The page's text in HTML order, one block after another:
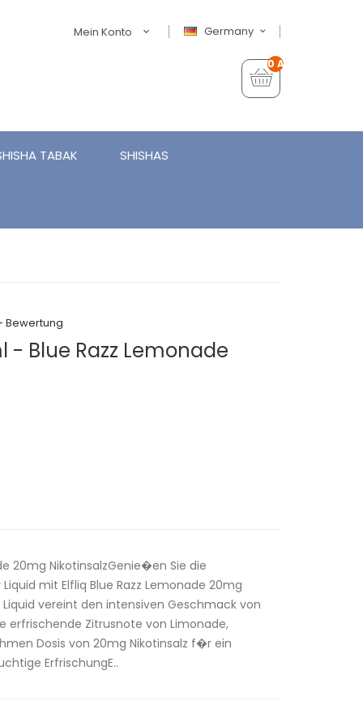
Germany
Mein Konto
0 Artikel - €0,00
TABAK SHISHAS
Bewertung
- Blue Razz Lemonade
20mg NikotinsalzGenie�en Sie die
mit Elfliq Blue Razz Lemonade 20mg
Liquid vereint den intensiven Geschmack von
erfrischende Zitrusnote von Limonade,
Dosis von 20mg Nikotinsalz f�r ein
ErfrischungE..